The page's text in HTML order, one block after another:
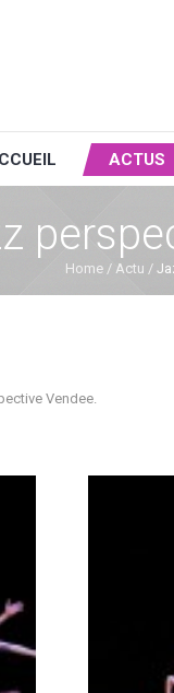
ACTUS
Home / Actu /
Vendee.